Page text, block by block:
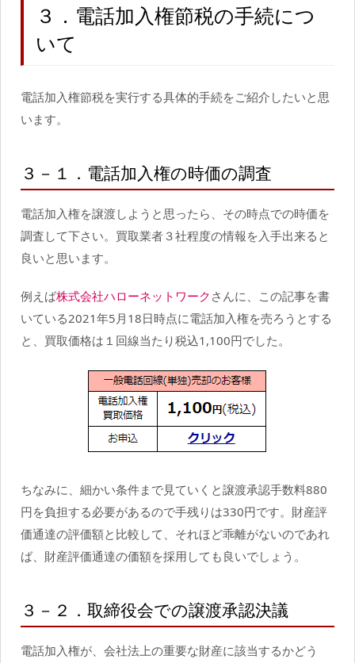
３．電話加入権節税の手続につ
いて
電話加入権節税を実行する具体的手続をご紹介したいと思
います。
３－１．電話加入権の時価の調査
電話加入権を譲渡しようと思ったら、その時点での時価を
調査して下さい。買取業者３社程度の情報を入手出来ると
良いと思います。
例えば株式会社ハローネットワーク さんに、この記事を書
いている2021年5月18日時点に電話加入権を売ろうとする
と、買取価格は１回線当たり税込1,100円でした。
ちなみに、細かい条件まで見ていくと譲渡承認手数料880
円を負担する必要があるので手残りは330円です。財産評
価通達の評価額と比較して、それほど乖離がないのであれ
ば、財産評価通達の価額を採用しても良いでしょう。
３－２．取締役会での譲渡承認決議
電話加入権が、会社法上の重要な財産に該当するかどう